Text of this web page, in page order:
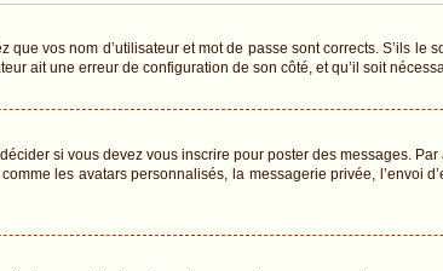
vos nom d’utilisateur et mot de passe sont corrects. S’ils le
ait une erreur de configuration de son côté, et qu’il soit
si vous devez vous inscrire pour poster des messages.
les avatars personnalisés, la messagerie privée, l’envoi